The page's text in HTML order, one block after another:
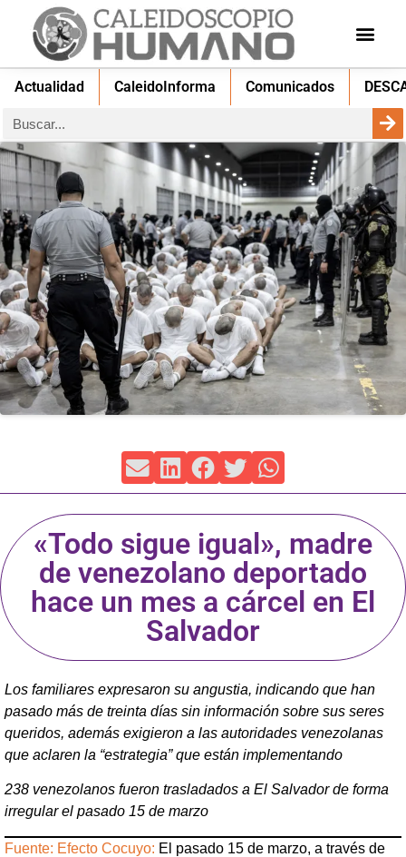
Actualidad CaleidoInforma Comunicados
«Todo sigue igual», madre
de venezolano deportado
hace un mes a cárcel en El
Salvador
Los familiares expresaron su angustia, indicando que han
pasado más de treinta días sin información sobre sus seres
queridos, además exigieron a las autoridades venezolanas
que aclaren la “estrategia” que están implementando
238 venezolanos fueron trasladados a El Salvador de forma
irregular el pasado 15 de marzo
Fuente: Efecto Cocuyo: El pasado 15 de marzo, a través de